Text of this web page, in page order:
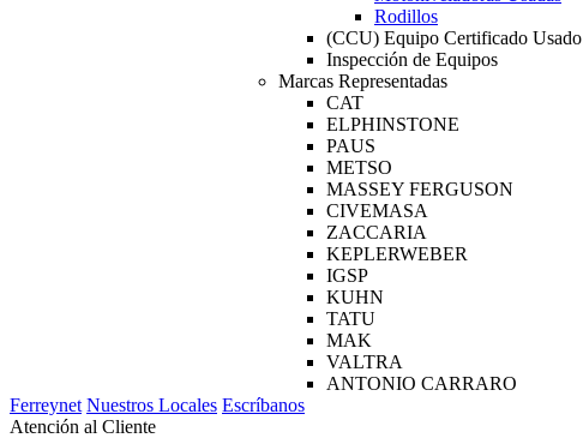
Rodillos
(CCU) Equipo Certificado Usado
Inspección de Equipos
Marcas Representadas
CAT
ELPHINSTONE
PAUS
METSO
MASSEY FERGUSON
CIVEMASA
ZACCARIA
KEPLERWEBER
IGSP
KUHN
TATU
MAK
VALTRA
ANTONIO CARRARO
Ferreynet Nuestros Locales Escríbanos
Atención al Cliente